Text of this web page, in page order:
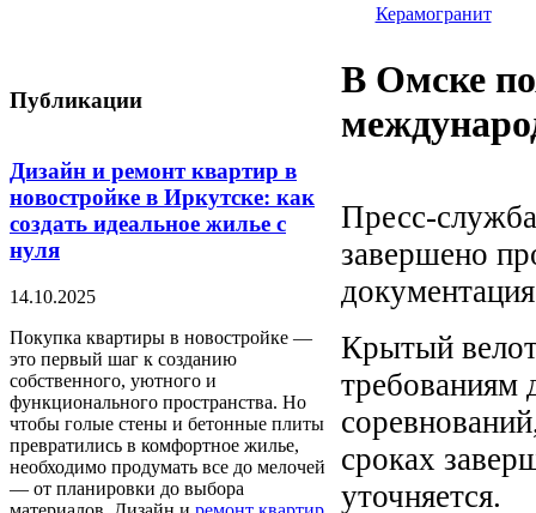
Публикации
Дизайн и ремонт квартир в
новостройке в Иркутске: как
создать идеальное жилье с
нуля
14.10.2025
Покупка квартиры в новостройке —
это первый шаг к созданию
собственного, уютного и
функционального пространства. Но
чтобы голые стены и бетонные плиты
превратились в комфортное жилье,
необходимо продумать все до мелочей
— от планировки до выбора
Керамогранит
В Омске
Пресс-
завершено
Крытый
требованиям
сроках
уточняется.